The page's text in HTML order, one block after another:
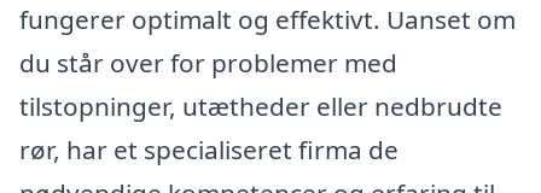
fungerer optimalt og effektivt. Uanset om
du står over for problemer med
tilstopninger, utætheder eller nedbrudte
rør, har et specialiseret firma de